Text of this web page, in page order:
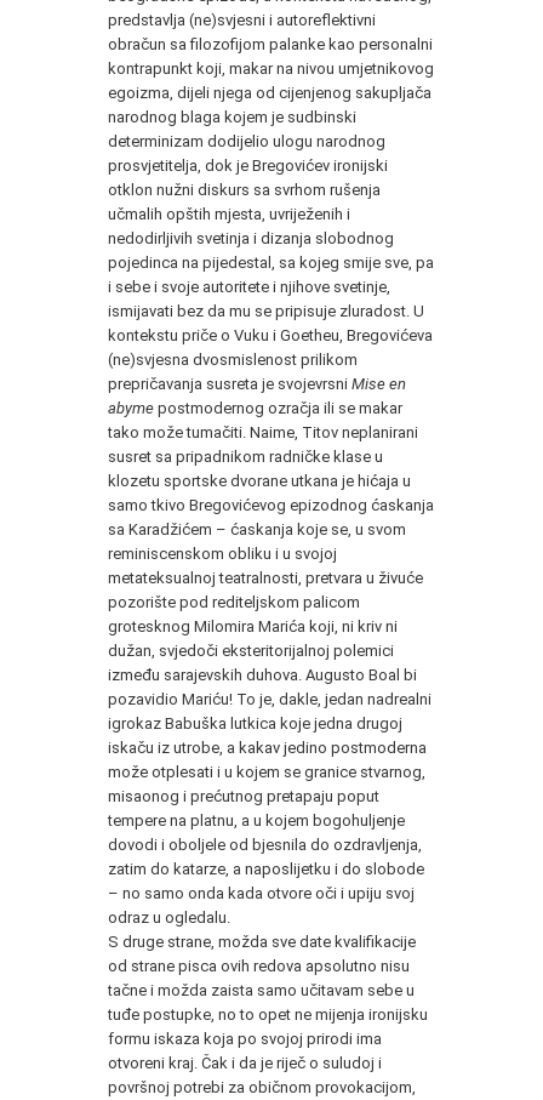
predstavlja (ne)svjesni i autoreflektivni
obračun sa filozofijom palanke kao personalni
kontrapunkt koji, makar na nivou umjetnikovog
egoizma, dijeli njega od cijenjenog sakupljača
narodnog blaga kojem je sudbinski
determinizam dodijelio ulogu narodnog
prosvjetitelja, dok je Bregovićev ironijski
otklon nužni diskurs sa svrhom rušenja
učmalih opštih mjesta, uvriježenih i
nedodirljivih svetinja i dizanja slobodnog
pojedinca na pijedestal, sa kojeg smije sve, pa
i sebe i svoje autoritete i njihove svetinje,
ismijavati bez da mu se pripisuje zluradost. U
kontekstu priče o Vuku i Goetheu, Bregovićeva
(ne)svjesna dvosmislenost prilikom
prepričavanja susreta je svojevrsni Mise en
abyme postmodernog ozračja ili se makar
tako može tumačiti. Naime, Titov neplanirani
susret sa pripadnikom radničke klase u
klozetu sportske dvorane utkana je hićaja u
samo tkivo Bregovićevog epizodnog ćaskanja
sa Karadžićem – ćaskanja koje se, u svom
reminiscenskom obliku i u svojoj
metateksualnoj teatralnosti, pretvara u živuće
pozorište pod rediteljskom palicom
grotesknog Milomira Marića koji, ni kriv ni
dužan, svjedoči eksteritorijalnoj polemici
između sarajevskih duhova. Augusto Boal bi
pozavidio Mariću! To je, dakle, jedan nadrealni
igrokaz Babuška lutkica koje jedna drugoj
iskaču iz utrobe, a kakav jedino postmoderna
može otplesati i u kojem se granice stvarnog,
misaonog i prećutnog pretapaju poput
tempere na platnu, a u kojem bogohuljenje
dovodi i oboljele od bjesnila do ozdravljenja,
zatim do katarze, a naposlijetku i do slobode
– no samo onda kada otvore oči i upiju svoj
odraz u ogledalu.
S druge strane, možda sve date kvalifikacije
od strane pisca ovih redova apsolutno nisu
tačne i možda zaista samo učitavam sebe u
tuđe postupke, no to opet ne mijenja ironijsku
formu iskaza koja po svojoj prirodi ima
otvoreni kraj. Čak i da je riječ o suludoj i
površnoj potrebi za običnom provokacijom,